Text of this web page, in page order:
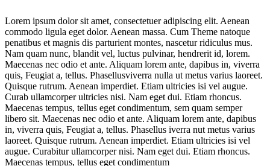
Lorem ipsum dolor sit amet, consectetuer adipiscing elit. Aenean
commodo ligula eget dolor. Aenean massa. Cum Theme natoque
penatibus et magnis dis parturient montes, nascetur ridiculus mus.
Nam quam nunc, blandit vel, luctus pulvinar, hendrerit id, lorem.
Maecenas nec odio et ante. Aliquam lorem ante, dapibus in, viverra
quis, Feugiat a, tellus. Phasellusviverra nulla ut metus varius laoreet.
Quisque rutrum. Aenean imperdiet. Etiam ultricies isi vel augue.
Curab ullamcorper ultricies nisi. Nam eget dui. Etiam rhoncus.
Maecenas tempus, tellus eget condimentum, sem quam semper
libero sit. Maecenas nec odio et ante. Aliquam lorem ante, dapibus
in, viverra quis, Feugiat a, tellus. Phasellus iverra nut metus varius
laoreet. Quisque rutrum. Aenean imperdiet. Etiam ultricies isi vel
augue. Curabitur ullamcorper nisi. Nam eget dui. Etiam rhoncus.
Maecenas tempus, tellus eget condimentum